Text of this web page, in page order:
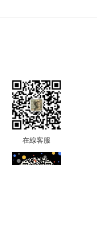
在線客服